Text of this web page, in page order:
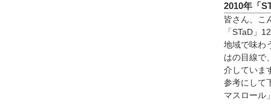
2010年「
皆さん、こ
「STaD」
地域で味わ
はの目線で
介していま
参考にして
マスロール